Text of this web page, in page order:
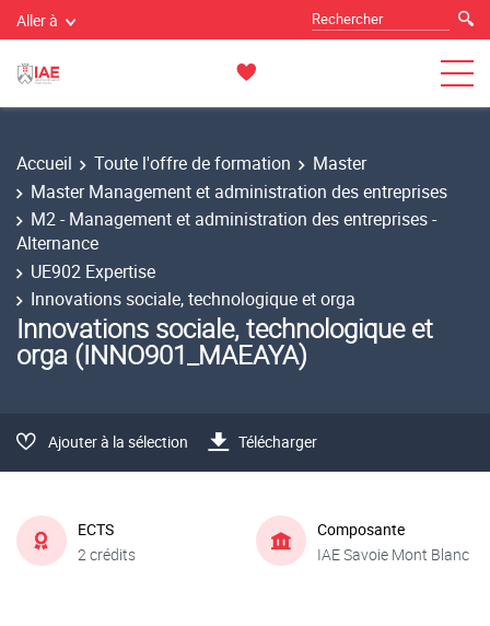
Aller à
Accueil Toute l'offre de formation
Master
Master Management et administration des entreprises
M2 - Management et administration des entreprises -
Alternance
UE902 Expertise
Innovations sociale, technologique et orga
Innovations sociale, technologique et
orga (INNO901_MAEAYA)
Ajouter à la sélection Télécharger
ECTS
2 crédits
Composante
IAE Savoie Mont Blanc